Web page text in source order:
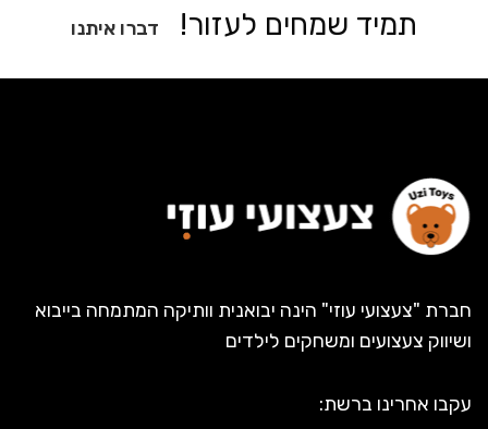
תמיד שמחים לעזור! דברו איתנו
חברת "צעצועי עוזי" הינה יבואנית וותיקה המתמחה בייבוא
ושיווק צעצועים ומשחקים לילדים
עקבו אחרינו ברשת: